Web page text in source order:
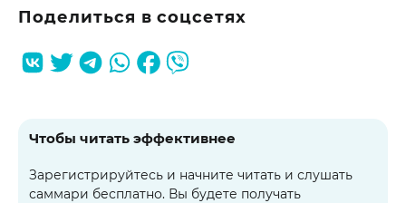
Поделиться в соцсетях
Чтобы читать эффективнее
Зарегистрируйтесь и начните читать и слушать
саммари бесплатно. Вы будете получать